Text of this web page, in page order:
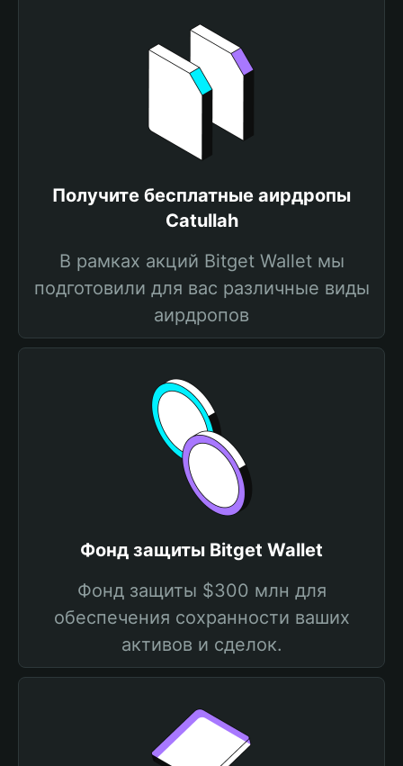
Получите бесплатные аирдропы
Catullah
В рамках акций Bitget Wallet мы
подготовили для вас различные виды
аирдропов
Фонд защиты Bitget Wallet
Фонд защиты $300 млн для
обеспечения сохранности ваших
активов и сделок.